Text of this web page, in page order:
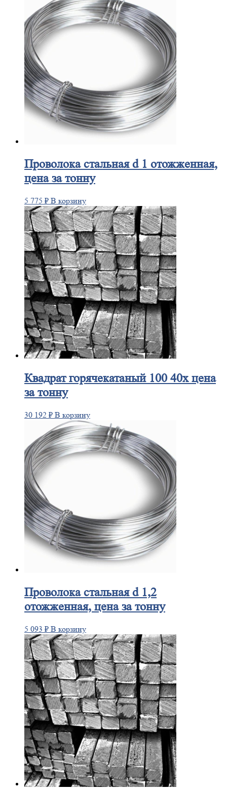
Проволокастальная d 1 отожженная,
цена за тонну
5 775 ₽ В корзину
Квадратгорячекатаный 100 40х цена
за тонну
30 192 ₽ В корзину
Проволокастальная d 1,2
отожженная, цена за тонну
5 093 ₽ В корзину